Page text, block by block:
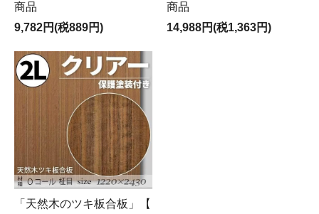
商品
9,782円(税889円)
商品
14,988円(税1,363円)
「天然木のツキ板合板」【